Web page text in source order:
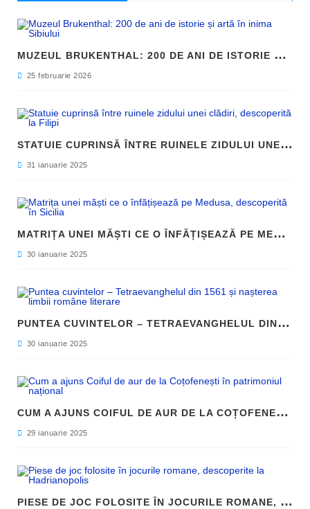
M
UZEUL BRUKENTHAL: 200 DE ANI DE ISTORIE ȘI ARTĂ ÎN INIMA SIBIULUI
25 februarie 2026
S
TATUIE CUPRINSĂ ÎNTRE RUINELE ZIDULUI UNEI CLĂDIRI, DESCOPERITĂ LA FILIPI
31 ianuarie 2025
M
ATRIȚA UNEI MĂȘTI CE O ÎNFĂȚIȘEAZĂ PE MEDUSA, DESCOPERITĂ ÎN SICILIA
30 ianuarie 2025
P
UNTEA CUVINTELOR – TETRAEVANGHELUL DIN 1561 ȘI NAȘTEREA LIMBII ROMÂNE LITERARE
30 ianuarie 2025
C
UM A AJUNS COIFUL DE AUR DE LA COȚOFENEȘTI ÎN PATRIMONIUL NAȚIONAL
29 ianuarie 2025
P
IESE DE JOC FOLOSITE ÎN JOCURILE ROMANE, DESCOPERITE LA HADRIANOPOLIS